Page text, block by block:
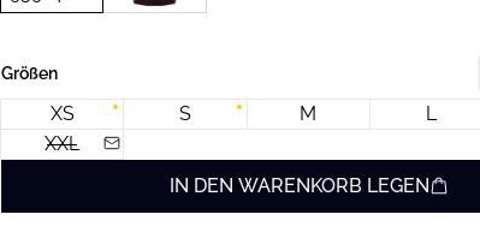
Größen
XS S M L
XXL
IN DEN WARENKORB LEGEN